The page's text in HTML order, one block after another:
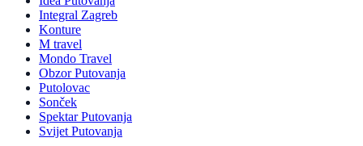
Integral Zagreb
Konture
M travel
Mondo Travel
Obzor Putovanja
Putolovac
Sonček
Spektar Putovanja
Svijet Putovanja